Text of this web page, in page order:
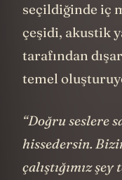
seçildiğinde iç
çeşidi, akustik
tarafından
temel
“Doğru seslere
hissedersin.
çalıştığımız